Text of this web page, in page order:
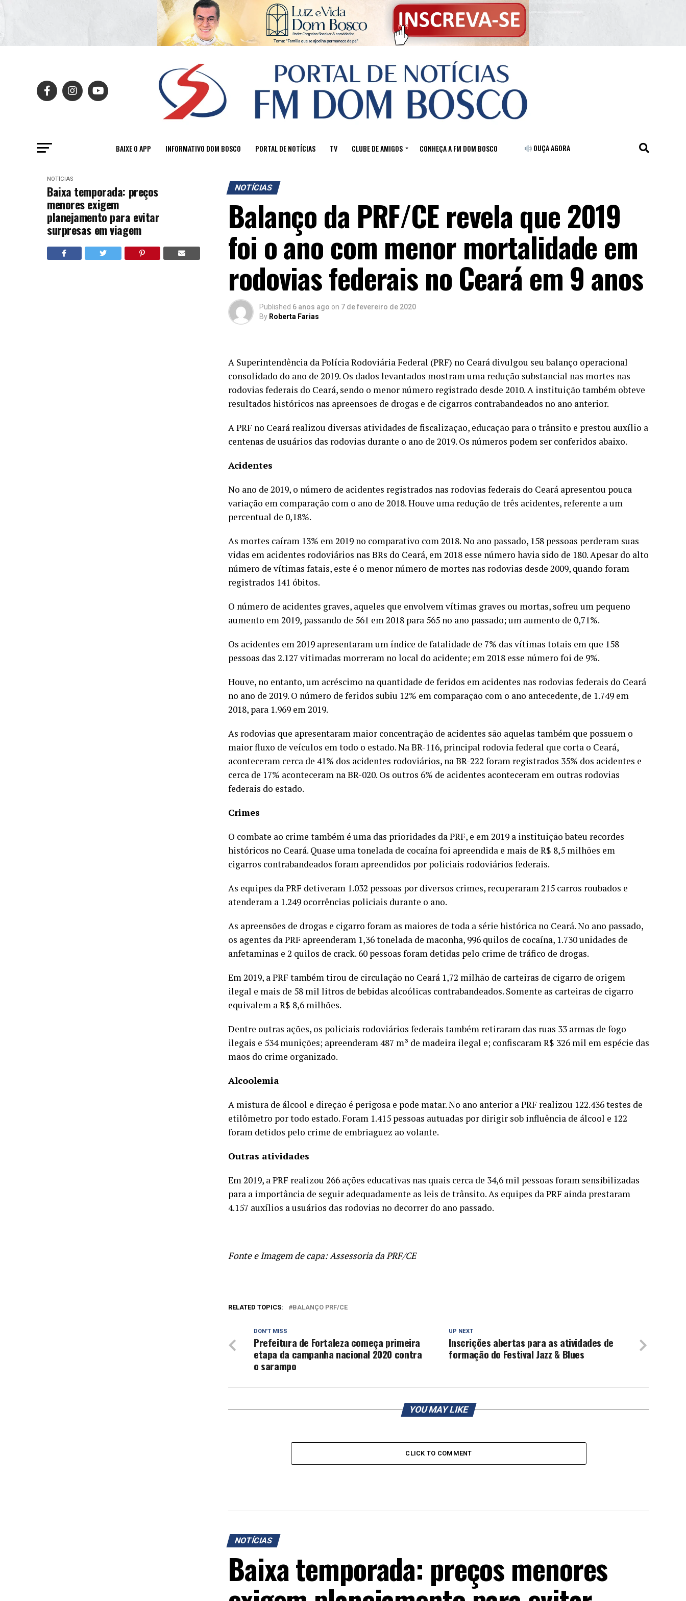
BAIXE O APP INFORMATIVO DOM BOSCO PORTAL DE NOTÍCIAS TV CLUBE DE AMIGOS CONHEÇA A FM DOM BOSCO OUÇA AGORA
NOTÍCIAS
Baixa temporada: preços
menores exigem
planejamento para evitar
surpresas em viagem
NOTÍCIAS
Balanço da PRF/CE revela que 2019
foi o ano com menor mortalidade em
rodovias federais no Ceará em 9 anos
Published 6 anos ago on 7 de fevereiro de 2020
By Roberta Farias
A Superintendência da Polícia Rodoviária Federal (PRF) no Ceará divulgou seu balanço operacional
consolidado do ano de 2019. Os dados levantados mostram uma redução substancial nas mortes nas
rodovias federais do Ceará, sendo o menor número registrado desde 2010. A instituição também obteve
resultados históricos nas apreensões de drogas e de cigarros contrabandeados no ano anterior.
A PRF no Ceará realizou diversas atividades de fiscalização, educação para o trânsito e prestou auxílio a
centenas de usuários das rodovias durante o ano de 2019. Os números podem ser conferidos abaixo.
Acidentes
No ano de 2019, o número de acidentes registrados nas rodovias federais do Ceará apresentou pouca
variação em comparação com o ano de 2018. Houve uma redução de três acidentes, referente a um
percentual de 0,18%.
As mortes caíram 13% em 2019 no comparativo com 2018. No ano passado, 158 pessoas perderam suas
vidas em acidentes rodoviários nas BRs do Ceará, em 2018 esse número havia sido de 180. Apesar do alto
número de vítimas fatais, este é o menor número de mortes nas rodovias desde 2009, quando foram
registrados 141 óbitos.
O número de acidentes graves, aqueles que envolvem vítimas graves ou mortas, sofreu um pequeno
aumento em 2019, passando de 561 em 2018 para 565 no ano passado; um aumento de 0,71%.
Os acidentes em 2019 apresentaram um índice de fatalidade de 7% das vítimas totais em que 158
pessoas das 2.127 vitimadas morreram no local do acidente; em 2018 esse número foi de 9%.
Houve, no entanto, um acréscimo na quantidade de feridos em acidentes nas rodovias federais do Ceará
no ano de 2019. O número de feridos subiu 12% em comparação com o ano antecedente, de 1.749 em
2018, para 1.969 em 2019.
As rodovias que apresentaram maior concentração de acidentes são aquelas também que possuem o
maior fluxo de veículos em todo o estado. Na BR-116, principal rodovia federal que corta o Ceará,
aconteceram cerca de 41% dos acidentes rodoviários, na BR-222 foram registrados 35% dos acidentes e
cerca de 17% aconteceram na BR-020. Os outros 6% de acidentes aconteceram em outras rodovias
federais do estado.
Crimes
O combate ao crime também é uma das prioridades da PRF, e em 2019 a instituição bateu recordes
históricos no Ceará. Quase uma tonelada de cocaína foi apreendida e mais de R$ 8,5 milhões em
cigarros contrabandeados foram apreendidos por policiais rodoviários federais.
As equipes da PRF detiveram 1.032 pessoas por diversos crimes, recuperaram 215 carros roubados e
atenderam a 1.249 ocorrências policiais durante o ano.
As apreensões de drogas e cigarro foram as maiores de toda a série histórica no Ceará. No ano passado,
os agentes da PRF apreenderam 1,36 tonelada de maconha, 996 quilos de cocaína, 1.730 unidades de
anfetaminas e 2 quilos de crack. 60 pessoas foram detidas pelo crime de tráfico de drogas.
Em 2019, a PRF também tirou de circulação no Ceará 1,72 milhão de carteiras de cigarro de origem
ilegal e mais de 58 mil litros de bebidas alcoólicas contrabandeados. Somente as carteiras de cigarro
equivalem a R$ 8,6 milhões.
Dentre outras ações, os policiais rodoviários federais também retiraram das ruas 33 armas de fogo
ilegais e 534 munições; apreenderam 487 m³ de madeira ilegal e; confiscaram R$ 326 mil em espécie das
mãos do crime organizado.
Alcoolemia
A mistura de álcool e direção é perigosa e pode matar. No ano anterior a PRF realizou 122.436 testes de
etilômetro por todo estado. Foram 1.415 pessoas autuadas por dirigir sob influência de álcool e 122
foram detidos pelo crime de embriaguez ao volante.
Outras atividades
Em 2019, a PRF realizou 266 ações educativas nas quais cerca de 34,6 mil pessoas foram sensibilizadas
para a importância de seguir adequadamente as leis de trânsito. As equipes da PRF ainda prestaram
4.157 auxílios a usuários das rodovias no decorrer do ano passado.
Fonte e Imagem de capa: Assessoria da PRF/CE
RELATED TOPICS: BALANÇO PRF/CE
UP NEXT
Inscrições abertas para as atividades de
formação do Festival Jazz & Blues
DON'T MISS
Prefeitura de Fortaleza começa primeira
etapa da campanha nacional 2020 contra
o sarampo
YOU MAY LIKE
CLICK TO COMMENT
NOTÍCIAS
Baixa temporada: preços menores